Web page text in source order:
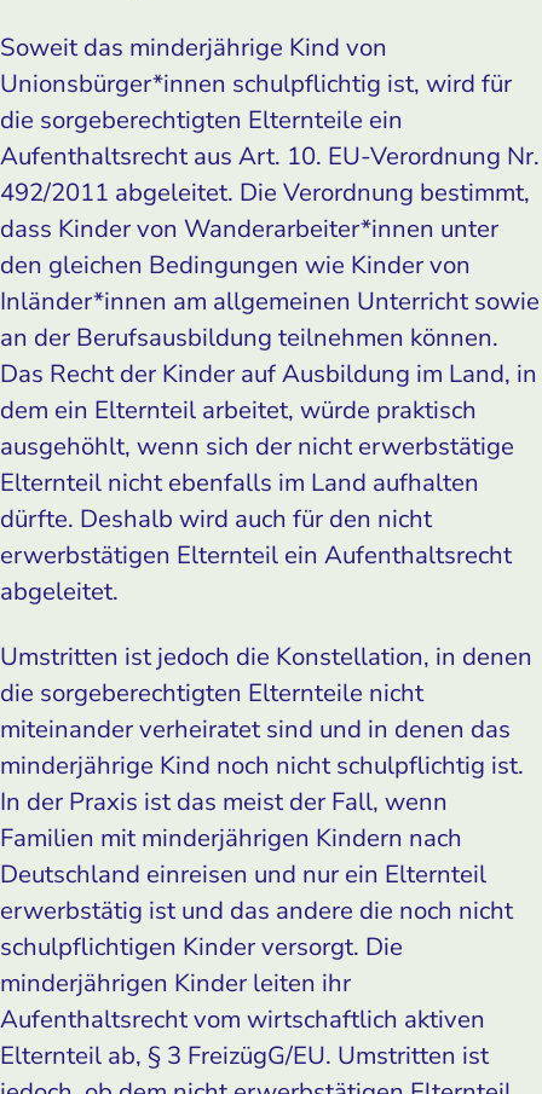
Soweit das minderjährige Kind von
Unionsbürger*innen schulpflichtig ist, wird für
die sorgeberechtigten Elternteile ein
Aufenthaltsrecht aus Art. 10. EU-Verordnung Nr.
492/2011 abgeleitet. Die Verordnung bestimmt,
dass Kinder von Wanderarbeiter*innen unter
den gleichen Bedingungen wie Kinder von
Inländer*innen am allgemeinen Unterricht sowie
an der Berufsausbildung teilnehmen können.
Das Recht der Kinder auf Ausbildung im Land, in
dem ein Elternteil arbeitet, würde praktisch
ausgehöhlt, wenn sich der nicht erwerbstätige
Elternteil nicht ebenfalls im Land aufhalten
dürfte. Deshalb wird auch für den nicht
erwerbstätigen Elternteil ein Aufenthaltsrecht
abgeleitet.
Umstritten ist jedoch die Konstellation, in denen
die sorgeberechtigten Elternteile nicht
miteinander verheiratet sind und in denen das
minderjährige Kind noch nicht schulpflichtig ist.
In der Praxis ist das meist der Fall, wenn
Familien mit minderjährigen Kindern nach
Deutschland einreisen und nur ein Elternteil
erwerbstätig ist und das andere die noch nicht
schulpflichtigen Kinder versorgt. Die
minderjährigen Kinder leiten ihr
Aufenthaltsrecht vom wirtschaftlich aktiven
Elternteil ab, § 3 FreizügG/EU. Umstritten ist